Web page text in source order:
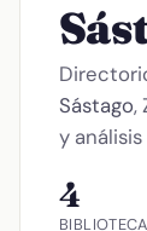
Sástago,
y
4